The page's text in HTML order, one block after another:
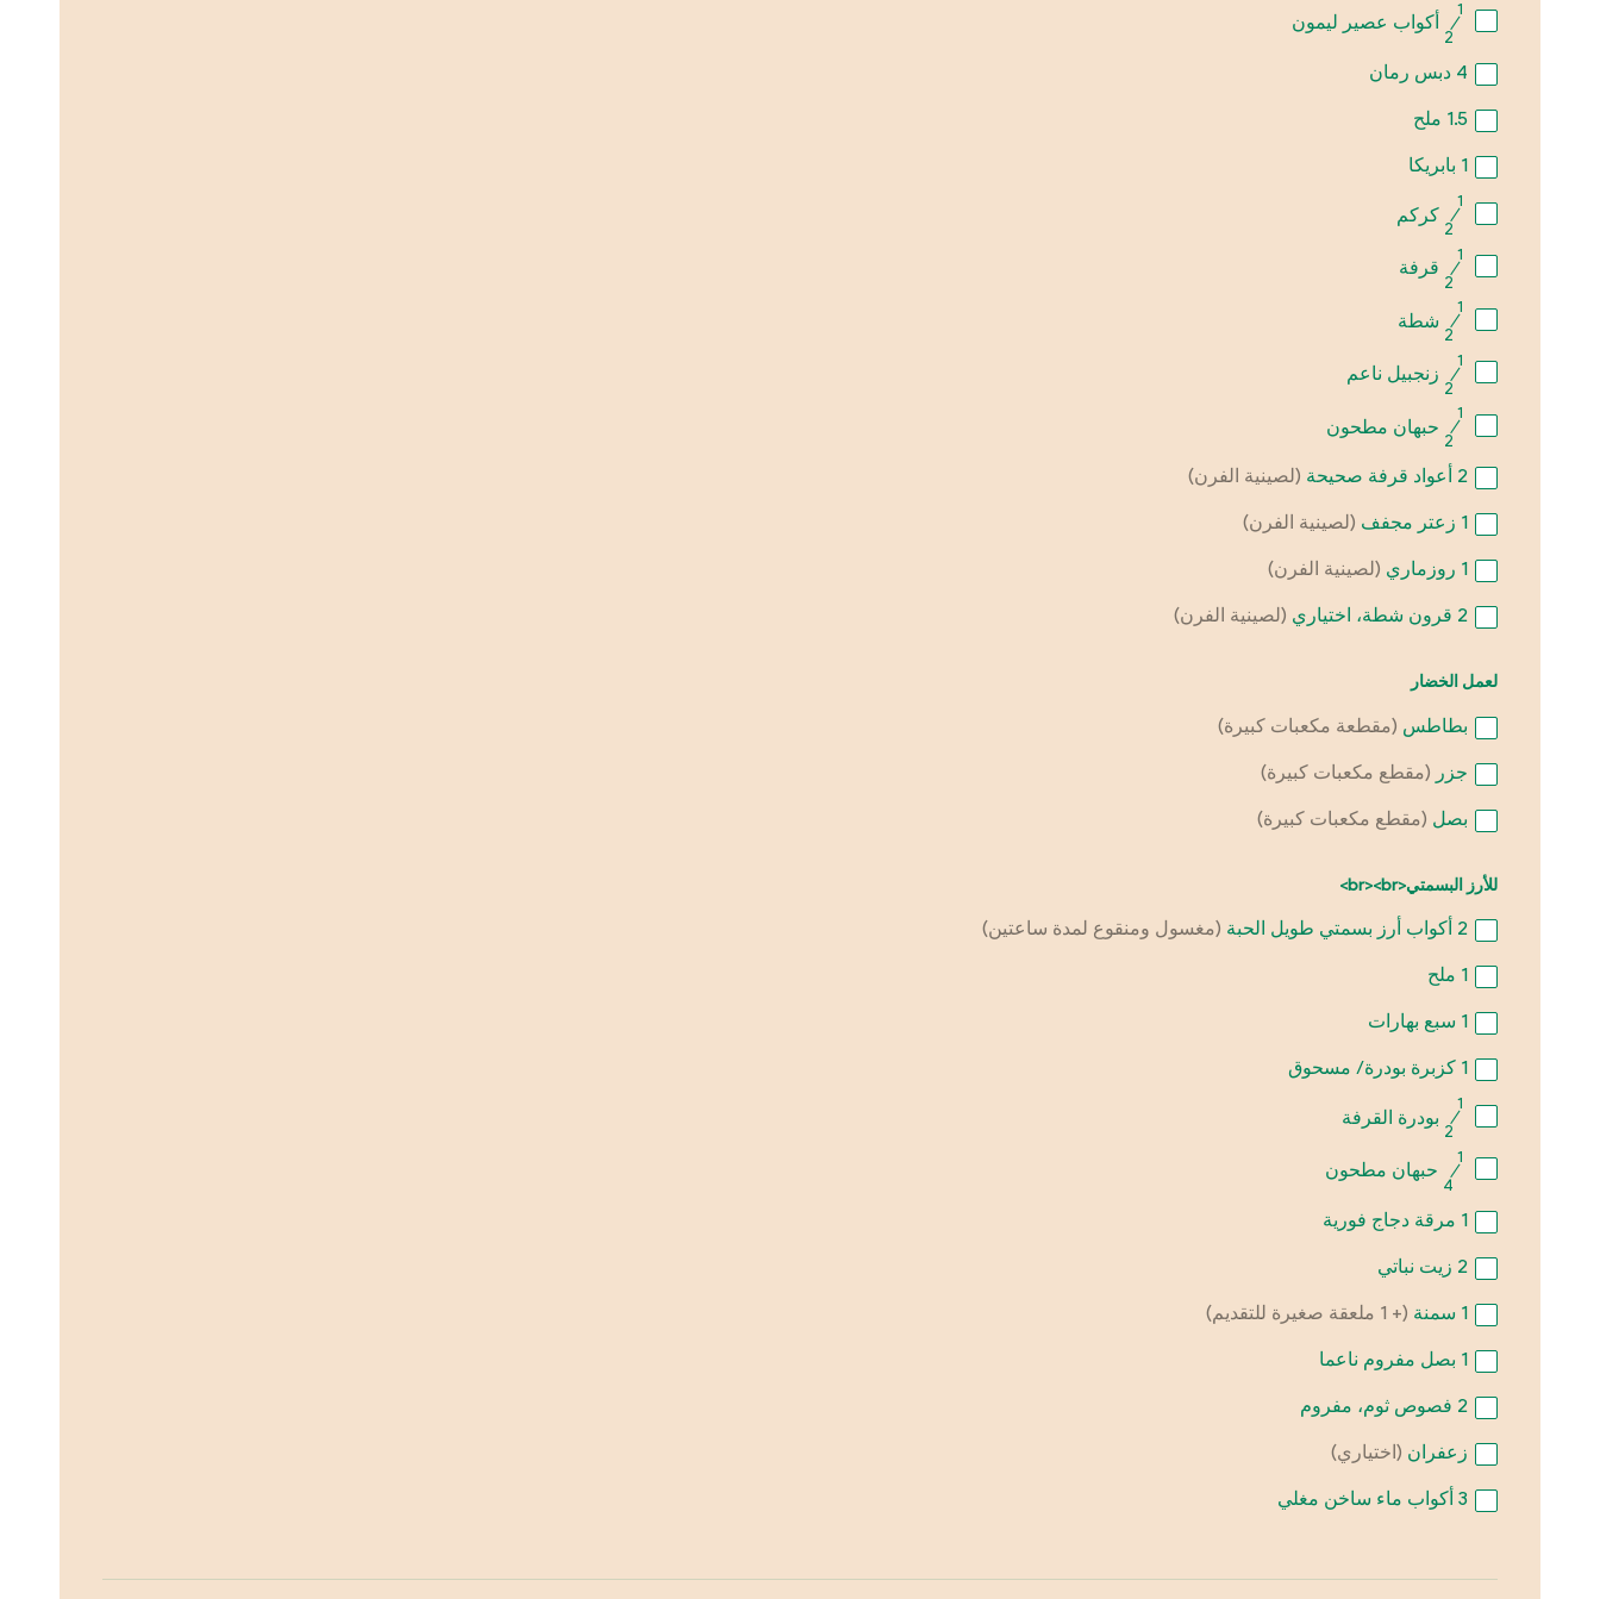
1
⁄
2
أكواب عصير ليمون
4 دبس رمان
1.5 ملح
1 بابريكا
1
⁄
2
كركم
1
⁄
2
قرفة
1
⁄
2
شطة
1
⁄
2
زنجبيل ناعم
1
⁄
2
حبهان مطحون
2 أعواد قرفة صحيحة (لصينية الفرن)
1 زعتر مجفف (لصينية الفرن)
1 روزماري (لصينية الفرن)
2 قرون شطة، اختياري (لصينية الفرن)
لعمل الخضار
بطاطس (مقطعة مكعبات كبيرة)
جزر (مقطع مكعبات كبيرة)
بصل (مقطع مكعبات كبيرة)
للأرز البسمتي<br><br>
2 أكواب أرز بسمتي طويل الحبة (مغسول ومنقوع لمدة ساعتين)
1 ملح
1 سبع بهارات
1 كزبرة بودرة/ مسحوق
1
⁄
2
بودرة القرفة
1
⁄
4
حبهان مطحون
1 مرقة دجاج فورية
2 زيت نباتي
1 سمنة (+ 1 ملعقة صغيرة للتقديم)
1 بصل مفروم ناعما
2 فصوص ثوم، مفروم
زعفران (اختياري)
3أكواب ماء ساخن مغلي